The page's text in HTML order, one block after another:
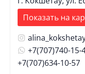
Показать на
+7(707)740-15-
+7(707)634-10-57